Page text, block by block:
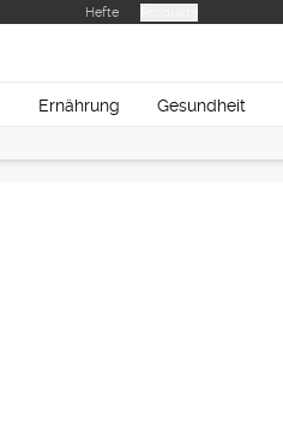
Hefte
Ernährung Gesundheit